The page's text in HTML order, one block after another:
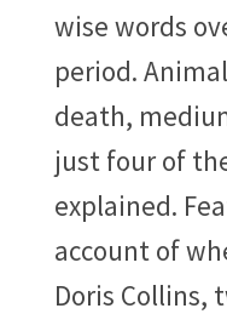
wise words
period.
death,
just four of
explained.
account of
Doris Collins,